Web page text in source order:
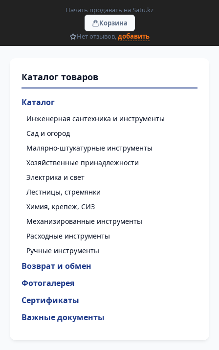
Начать продавать на Satu.kz
Корзина
Нет отзывов,добавить
Каталог
Инженерная сантехника и инструменты
Сад и огород
Малярно-штукатурные инструменты
Хозяйственные принадлежности
Электрика и свет
Лестницы, стремянки
Химия, крепеж, СИЗ
Механизированные инструменты
Расходные инструменты
Ручные инструменты
Возврат и обмен
Фотогалерея
Сертификаты
Важные документы